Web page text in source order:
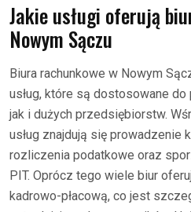
Jakie usługi oferują
Nowym Sączu
Biura rachunkowe w Nowym
usług, które są dostosowane do
jak i dużych przedsiębiorstw.
usług znajdują się prowadzenie
rozliczenia podatkowe oraz
PIT. Oprócz tego wiele biur
kadrowo-płacową, co jest